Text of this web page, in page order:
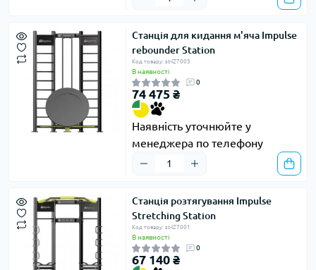
Станція для кидання м'яча Impulse
rebounder Station
Код товару: st-IZ7003
В наявності
0
74 475 ₴
Наявність уточнюйте у
менеджера по телефону
Станція розтягування Impulse
Stretching Station
Код товару: st-IZ7001
В наявності
0
67 140 ₴